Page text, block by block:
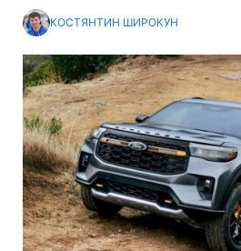
КОСТЯНТИН ШИРОКУН